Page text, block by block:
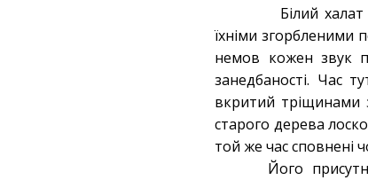
Білий
їхніми згорбленими
немов кожен звук
занедбаності. Час
вкритий тріщинами
старого дерева
той же час сповнені
Його